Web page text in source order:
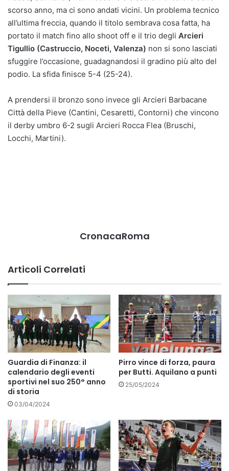
scorso anno, ma ci sono andati vicini. Un problema tecnico
all’ultima freccia, quando il titolo sembrava cosa fatta, ha
portato il match fino allo shoot off e il trio degli Arcieri
Tigullio (Castruccio, Noceti, Valenza) non si sono lasciati
sfuggire l’occasione, guadagnandosi il gradino più alto del
podio. La sfida finisce 5-4 (25-24).
A prendersi il bronzo sono invece gli Arcieri Barbacane
Città della Pieve (Cantini, Cesaretti, Contorni) che vincono
il derby umbro 6-2 sugli Arcieri Rocca Flea (Bruschi,
Locchi, Martini).
CronacaRoma
Articoli Correlati
Guardia di Finanza: il
calendario degli eventi
sportivi nel suo 250° anno
di storia
03/04/2024
Pirro vince di forza, paura
per Butti. Aquilano a punti
25/05/2024